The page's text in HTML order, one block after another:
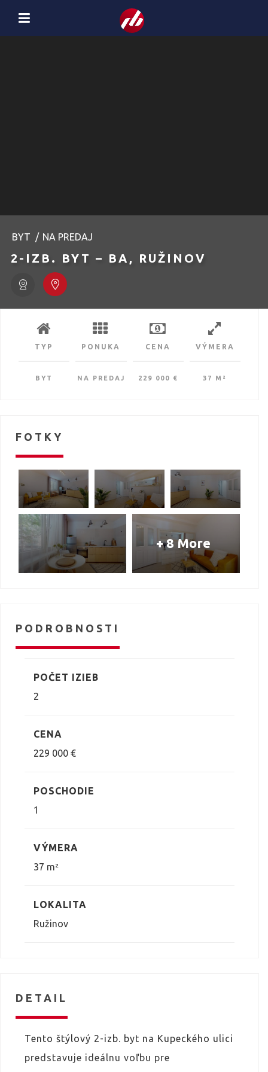
BYT / NA PREDAJ
2-IZB. BYT – BA, RUŽINOV
TYP
BYT
PONUKA
NA PREDAJ
CENA
229 000 €
VÝMERA
37 M²
FOTKY
+ 8 More
PODROBNOSTI
POČET IZIEB
2
CENA
229 000 €
POSCHODIE
1
VÝMERA
37 m²
LOKALITA
Ružinov
DETAIL
Tento štýlový 2-izb. byt na Kupeckého ulici
predstavuje ideálnu voľbu pre